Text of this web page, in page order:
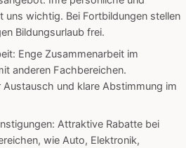
uns wichtig. Bei Fortbildungen stellen
Bildungsurlaub frei.
Enge Zusammenarbeit im
anderen Fachbereichen.
und klare Abstimmung im
Attraktive Rabatte bei
wie Auto, Elektronik,